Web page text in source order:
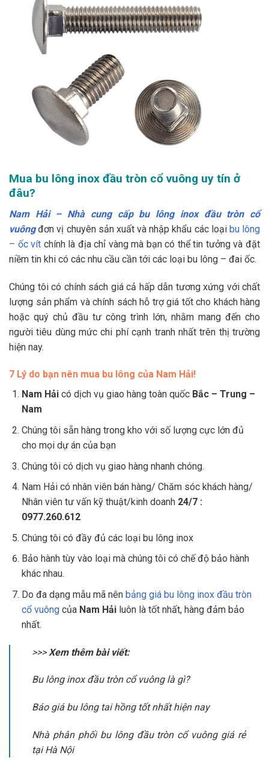
Mua bu lông inox đầu tròn cổ vuông uy tín ở
đâu?
Nam Hải – Nhà cung cấp bu lông inox đầu tròn cổ
vuông đơn vị chuyên sản xuất và nhập khẩu các loại bu lông
– ốc vít chính là địa chỉ vàng mà bạn có thể tin tưởng và đặt
niềm tin khi có các nhu cầu cần tới các loại bu lông – đai ốc.
Chúng tôi có chính sách giá cả hấp dẫn tương xứng với chất
lượng sản phẩm và chính sách hỗ trợ giá tốt cho khách hàng
hoặc quý chủ đầu tư công trình lớn, nhằm mang đến cho
người tiêu dùng mức chi phí cạnh tranh nhất trên thị trường
hiện nay.
7 Lý do bạn nên mua bu lông của Nam Hải!
Nam Hảicó dịch vụ giao hàng toàn quốc Bắc – Trung –
Nam
Chúng tôi sẵn hàng trong kho với số lượng cực lớn đủ
cho mọi dự án của bạn
Chúng tôi có dịch vụ giao hàng nhanh chóng.
Nam Hải có nhân viên bán hàng/ Chăm sóc khách hàng/
Nhân viên tư vấn kỹ thuật/kinh doanh 24/7 :
0977.260.612
Chúng tôi có đầy đủ các loại bu lông inox
Bảo hành tùy vào loại mà chúng tôi có chế độ bảo hành
khác nhau.
Do đa dạng mẫu mã nên bảng giá bu lông inox đầu tròn
cổ vuông của Nam Hảiluôn là tốt nhất, hàng đảm bảo
nhất.
>>> Xem thêm bài viết:
Bu lông inox đầu tròn cổ vuông là gì?
Báo giá bu lông tai hồng tốt nhất hiện nay
Nhà phân phối bu lông đầu tròn cổ vuông giá rẻ
tại Hà Nội